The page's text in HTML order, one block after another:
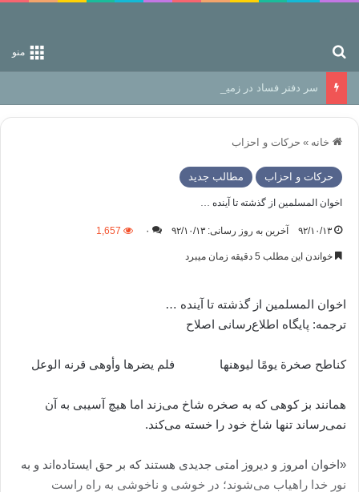
منو
سر دفتر فساد در زمین‌، دوری وکناره‌گیری از راه خداست‌!
خانه » حركات و احزاب
حركات و احزاب مطالب جدید
اخوان المسلمین از گذشته تا آینده …
۹۲/۱۰/۱۳ آخرین به روز رسانی: ۹۲/۱۰/۱۳ ۰ 1,657
خواندن این مطلب 5 دقیقه زمان میبرد
اخوان المسلمین از گذشته تا آینده …
ترجمه: پایگاە اطلاع‌رسانی اصلاح
كناطح صخرة يومًا ليوهنها فلم يضرها وأوهى قرنه الوعل
همانند بز کوهی که به صخره شاخ می‌زند اما هیچ آسیبی به آن
نمی‌رساند تنها شاخ خود را خسته می‌کند.
«اخوان امروز و دیروز امتی جدیدی هستند که بر حق ایستاده‌اند و به
نور خدا راهیاب می‌شوند؛ در خوشی و ناخوشی به راه راست